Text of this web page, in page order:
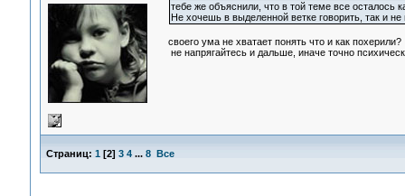
тебе же объяснили, что в той теме все осталось
Не хочешь в выделенной ветке говорить, так и не
своего ума не хватает понять что и как похерили?
не напрягайтесь и дальше, иначе точно
Страниц: 1 [2] 3 4 ... 8 Все